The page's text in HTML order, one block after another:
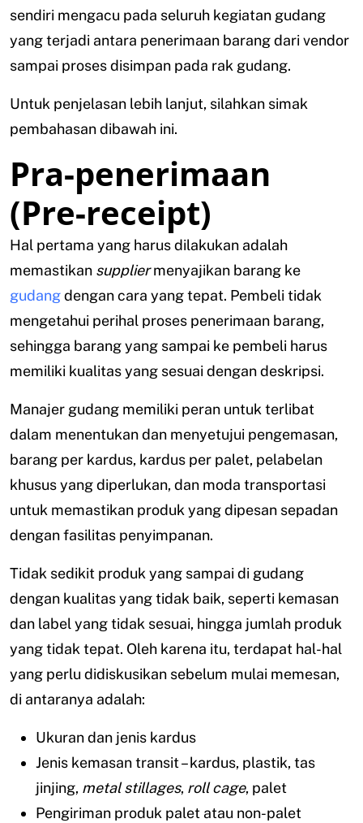
sendiri mengacu pada seluruh kegiatan gudang
yang terjadi antara penerimaan barang dari vendor
sampai proses disimpan pada rak gudang.
Untuk penjelasan lebih lanjut, silahkan simak
pembahasan dibawah ini.
Pra-penerimaan
(Pre-receipt)
Hal pertama yang harus dilakukan adalah
memastikan suppliermenyajikan barang ke
gudangdengan cara yang tepat. Pembeli tidak
mengetahui perihal proses penerimaan barang,
sehingga barang yang sampai ke pembeli harus
memiliki kualitas yang sesuai dengan deskripsi.
Manajer gudang memiliki peran untuk terlibat
dalam menentukan dan menyetujui pengemasan,
barang per kardus, kardus per palet, pelabelan
khusus yang diperlukan, dan moda transportasi
untuk memastikan produk yang dipesan sepadan
dengan fasilitas penyimpanan.
Tidak sedikit produk yang sampai di gudang
dengan kualitas yang tidak baik, seperti kemasan
dan label yang tidak sesuai, hingga jumlah produk
yang tidak tepat. Oleh karena itu, terdapat hal-hal
yang perlu didiskusikan sebelum mulai memesan,
di antaranya adalah:
Ukuran dan jenis kardus
Jenis kemasan transit – kardus, plastik, tas
jinjing, metal stillages, roll cage, palet
Pengiriman produk palet atau non-palet